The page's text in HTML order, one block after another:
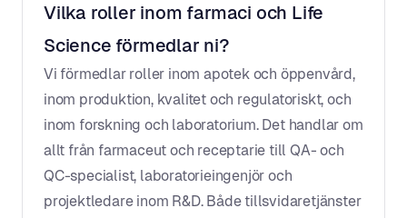
Vilka roller inom farmaci och Life
Science förmedlar ni?
Vi förmedlar roller inom apotek och öppenvård,
inom produktion, kvalitet och regulatoriskt, och
inom forskning och laboratorium. Det handlar om
allt från farmaceut och receptarie till QA- och
QC-specialist, laboratorieingenjör och
projektledare inom R&D. Både tillsvidaretjänster